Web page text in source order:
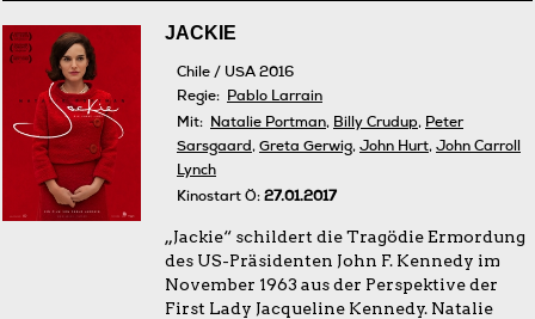
JACKIE
Chile / USA 2016
Regie: Pablo Larrain
Mit: Natalie Portman, Billy Crudup, Peter
Sarsgaard, Greta Gerwig, John Hurt, John Carroll
Lynch
Kinostart Ö: 27.01.2017
„Jackie“ schildert die Tragödie Ermordung
des US-Präsidenten John F. Kennedy im
November 1963 aus der Perspektive der
First Lady Jacqueline Kennedy. Natalie